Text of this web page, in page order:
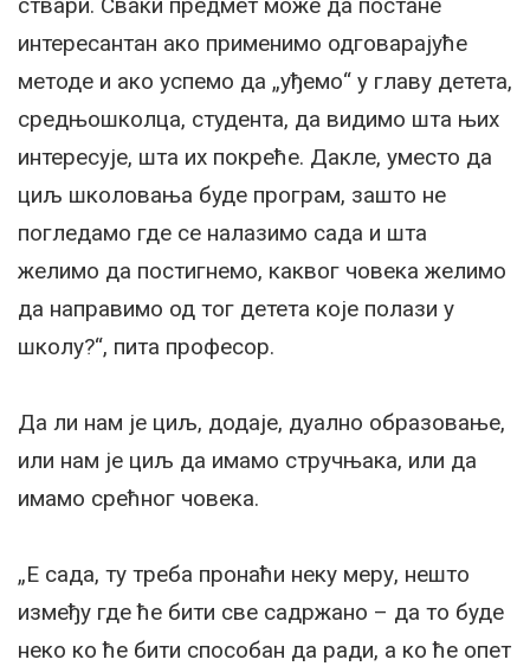
ствари. Сваки предмет може да постане
интересантан ако применимо одговарајуће
методе и ако успемо да „уђемо“ у главу детета,
средњошколца, студента, да видимо шта њих
интересује, шта их покреће. Дакле, уместо да
циљ школовања буде програм, зашто не
погледамо где се налазимо сада и шта
желимо да постигнемо, каквог човека желимо
да направимо од тог детета које полази у
школу?“, пита професор.
Да ли нам је циљ, додаје, дуално образовање,
или нам је циљ да имамо стручњака, или да
имамо срећног човека.
„Е сада, ту треба пронаћи неку меру, нешто
између где ће бити све садржано – да то буде
неко ко ће бити способан да ради, а ко ће опет